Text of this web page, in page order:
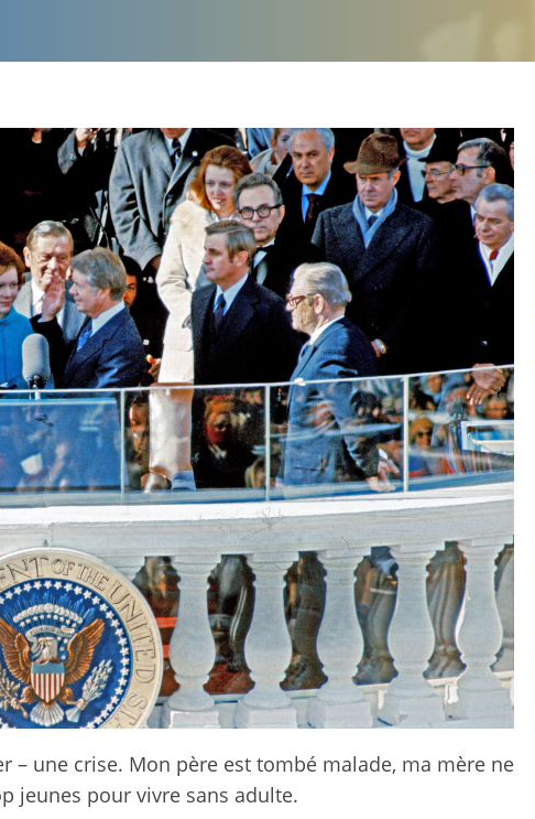
– une crise. Mon père est tombé malade, ma mère ne
jeunes pour vivre sans adulte.